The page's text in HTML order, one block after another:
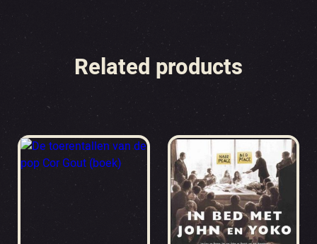
Related products